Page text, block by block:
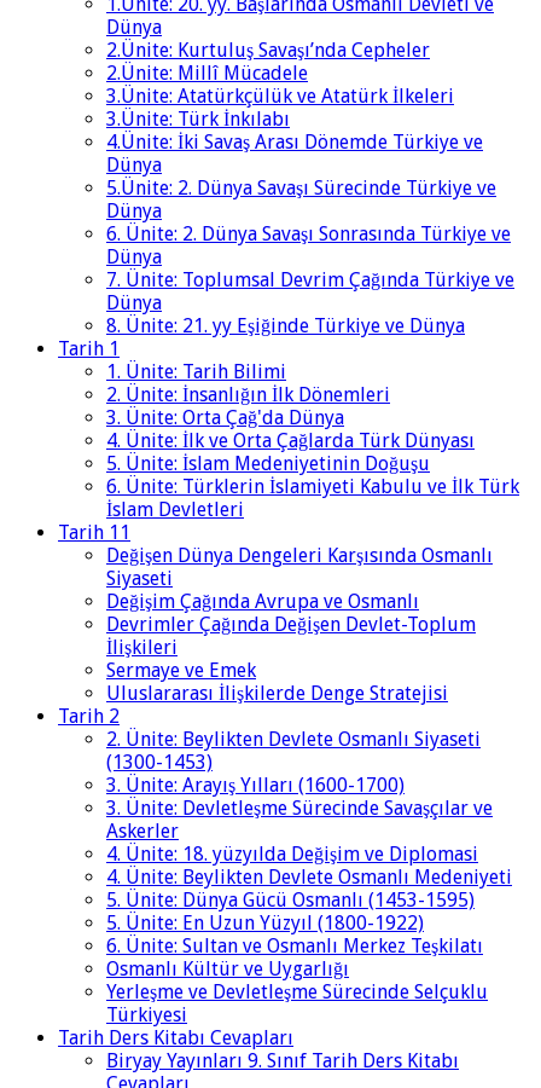
Dünya
2.Ünite: Kurtuluş Savaşı’nda Cepheler
2.Ünite: Millî Mücadele
3.Ünite: Atatürkçülük ve Atatürk İlkeleri
3.Ünite: Türk İnkılabı
4.Ünite: İki Savaş Arası Dönemde Türkiye ve
Dünya
5.Ünite: 2. Dünya Savaşı Sürecinde Türkiye ve
Dünya
6. Ünite: 2. Dünya Savaşı Sonrasında Türkiye ve
Dünya
7. Ünite: Toplumsal Devrim Çağında Türkiye ve
Dünya
8. Ünite: 21. yy Eşiğinde Türkiye ve Dünya
Tarih 1
1. Ünite: Tarih Bilimi
2. Ünite: İnsanlığın İlk Dönemleri
3. Ünite: Orta Çağ'da Dünya
4. Ünite: İlk ve Orta Çağlarda Türk Dünyası
5. Ünite: İslam Medeniyetinin Doğuşu
6. Ünite: Türklerin İslamiyeti Kabulu ve İlk Türk
İslam Devletleri
Tarih 11
Değişen Dünya Dengeleri Karşısında Osmanlı
Siyaseti
Değişim Çağında Avrupa ve Osmanlı
Devrimler Çağında Değişen Devlet-Toplum
İlişkileri
Sermaye ve Emek
Uluslararası İlişkilerde Denge Stratejisi
Tarih 2
2. Ünite: Beylikten Devlete Osmanlı Siyaseti
(1300-1453)
3. Ünite: Arayış Yılları (1600-1700)
3. Ünite: Devletleşme Sürecinde Savaşçılar ve
Askerler
4. Ünite: 18. yüzyılda Değişim ve Diplomasi
4. Ünite: Beylikten Devlete Osmanlı Medeniyeti
5. Ünite: Dünya Gücü Osmanlı (1453-1595)
5. Ünite: En Uzun Yüzyıl (1800-1922)
6. Ünite: Sultan ve Osmanlı Merkez Teşkilatı
Osmanlı Kültür ve Uygarlığı
Yerleşme ve Devletleşme Sürecinde Selçuklu
Türkiyesi
Tarih Ders Kitabı Cevapları
Biryay Yayınları 9. Sınıf Tarih Ders Kitabı
Cevapları